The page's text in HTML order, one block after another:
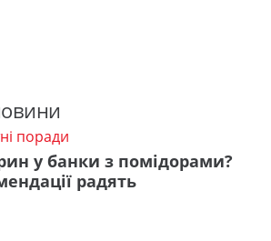
поради
у банки з помідорами?
радять